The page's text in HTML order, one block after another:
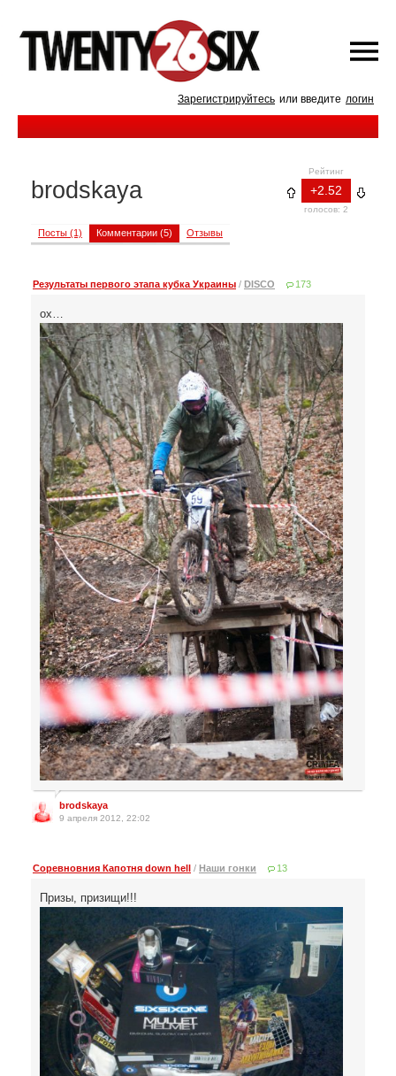
Зарегистрируйтесь или введите логин
Рейтинг
+2.52
голосов: 2
brodskaya
Посты (1) Комментарии (5) Отзывы
Результаты первого этапа кубка Украины / DISCO 173
ох…
brodskaya
9 апреля 2012, 22:02
Cоревновния Капотня down hell / Наши гонки 13
Призы, призищи!!!